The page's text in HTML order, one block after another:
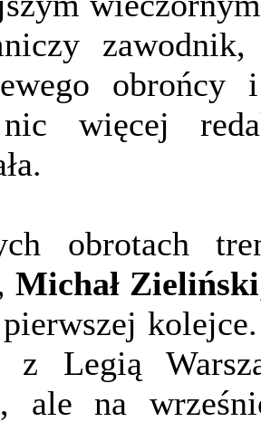
obrońcy
nic więcej
obrotach
Michał Zieliński
pierwszej
z Legią
ale na